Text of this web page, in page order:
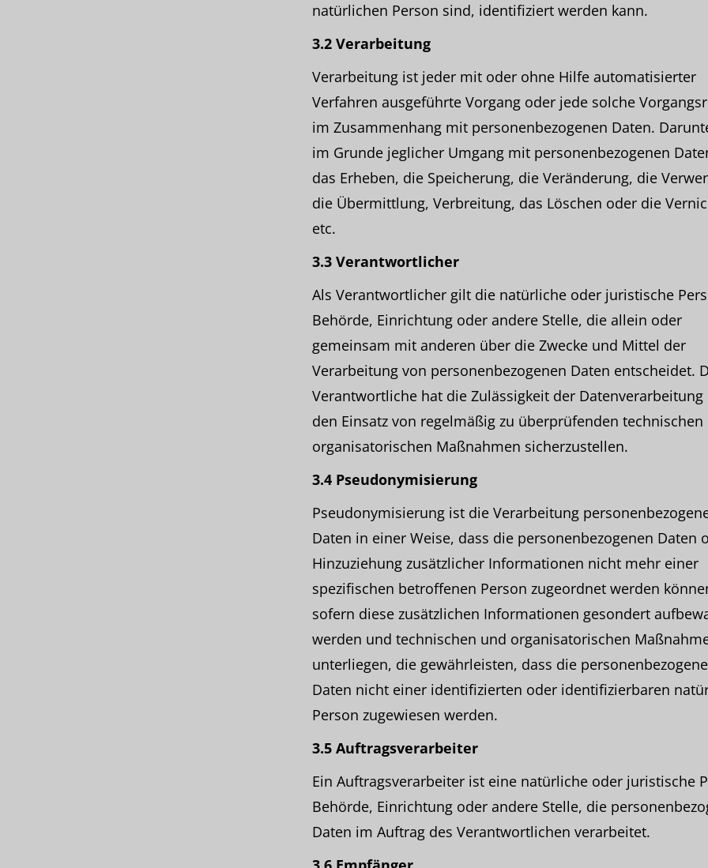
natürlichen Person sind, identifiziert werden kann.
3.2 Verarbeitung
Verarbeitung ist jeder mit oder ohne Hilfe automatisierter
Verfahren ausgeführte Vorgang oder jede solche
im Zusammenhang mit personenbezogenen Daten.
im Grunde jeglicher Umgang mit personenbezogenen
das Erheben, die Speicherung, die Veränderung, die
die Übermittlung, Verbreitung, das Löschen oder die
etc.
3.3 Verantwortlicher
Als Verantwortlicher gilt die natürliche oder juristische
Behörde, Einrichtung oder andere Stelle, die allein oder
gemeinsam mit anderen über die Zwecke und Mittel der
Verarbeitung von personenbezogenen Daten entscheidet.
Verantwortliche hat die Zulässigkeit der Datenverarbeitung
den Einsatz von regelmäßig zu überprüfenden technischen
organisatorischen Maßnahmen sicherzustellen.
3.4 Pseudonymisierung
Pseudonymisierung ist die Verarbeitung
Daten in einer Weise, dass die personenbezogenen Daten
Hinzuziehung zusätzlicher Informationen nicht mehr einer
spezifischen betroffenen Person zugeordnet werden
sofern diese zusätzlichen Informationen gesondert
werden und technischen und organisatorischen
unterliegen, die gewährleisten, dass die
Daten nicht einer identifizierten oder identifizierbaren
Person zugewiesen werden.
3.5 Auftragsverarbeiter
Ein Auftragsverarbeiter ist eine natürliche oder juristische
Behörde, Einrichtung oder andere Stelle, die
Daten im Auftrag des Verantwortlichen verarbeitet.